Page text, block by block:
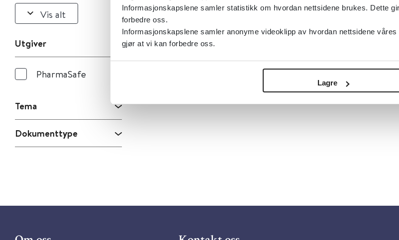
Informasjonskapslene samler statistikk om hvordan nettsidene brukes. Dette
forbedre oss.
Informasjonskapslene samler anonyme videoklipp av hvordan nettsidene
gjør at vi kan forbedre oss.
Lagre
Vis alt
Utgiver
PharmaSafe
Tema
Dokumenttype